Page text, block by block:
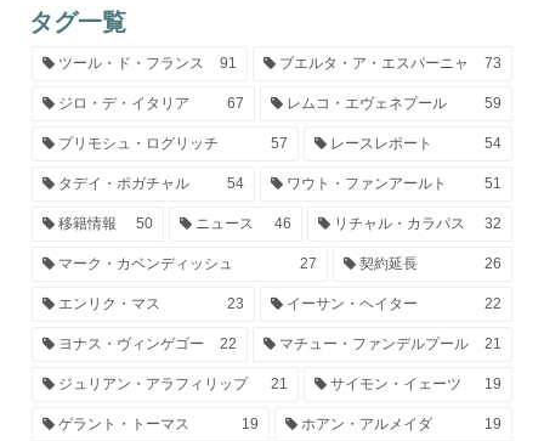
タグ一覧
ツール・ド・フランス 91 ブエルタ・ア・エスパーニャ 73
ジロ・デ・イタリア 67 レムコ・エヴェネプール 59
プリモシュ・ログリッチ 57 レースレポート 54
タデイ・ポガチャル 54 ワウト・ファンアールト 51
移籍情報 50 ニュース 46 リチャル・カラパス 32
マーク・カベンディッシュ 27 契約延長 26
エンリク・マス 23 イーサン・ヘイター 22
ヨナス・ヴィンゲゴー 22 マチュー・ファンデルプール 21
ジュリアン・アラフィリップ 21 サイモン・イェーツ 19
ゲラント・トーマス 19 ホアン・アルメイダ 19